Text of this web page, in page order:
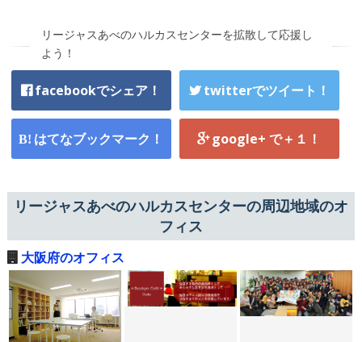
リージャスあべのハルカスセンターを拡散して応援し
よう！
facebookでシェア！ twitterでツイート！
はてなブックマーク！ google+ で＋１！
リージャスあべのハルカスセンターの周辺地域のオ
フィス
大阪府のオフィス